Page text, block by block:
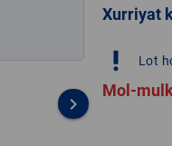
keyboard_arrow_right
Xurriyat
priority_high Lot
Mol-